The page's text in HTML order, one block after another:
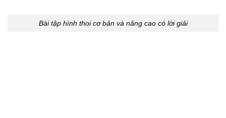
Bài tập hình thoi cơ bản và nâng cao có lời giải